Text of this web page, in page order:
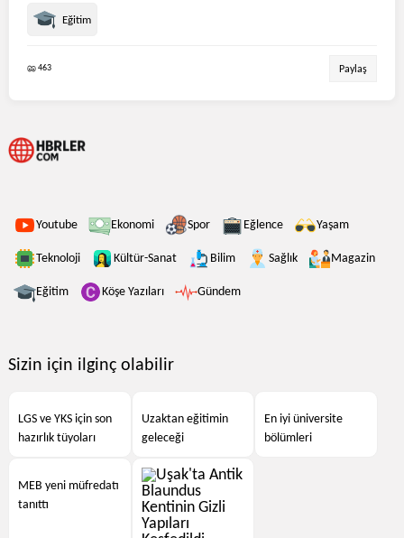
Youtube Ekonomi Spor Eğlence Yaşam
Teknoloji Kültür-Sanat Bilim Sağlık Magazin
Eğitim Köşe Yazıları Gündem
Sizin için ilginç olabilir
LGS ve YKS için son
hazırlık tüyoları
Uzaktan eğitimin
geleceği
En iyi üniversite
bölümleri
MEB yeni müfredatı
tanıttı
Eğitim
463 Paylaş